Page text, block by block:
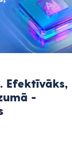
Efektīvāks,
-